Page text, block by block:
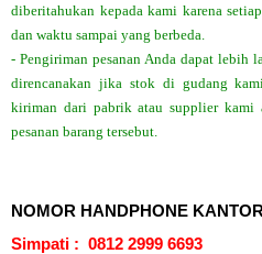
diberitahukan kepada kami karena
dan waktu sampai yang berbeda.
- Pengiriman pesanan Anda dapat lebih
direncanakan jika stok di gudang
kiriman dari pabrik atau supplier kami
pesanan barang tersebut.
NOMOR HANDPHONE
Simpati : 0812 2999 6693